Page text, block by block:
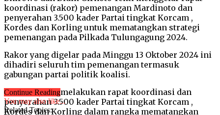
koordinasi (rakor) pemenangan Mardinoto dan
penyerahan 3.500 kader Partai tingkat Korcam ,
Kordes dan Korling untuk mematangkan strategi
pemenangan pada Pilkada Tulungagung 2024.
Rakor yang digelar pada Minggu 13 Oktober 2024 ini
dihadiri seluruh tim pemenangan termasuk
gabungan partai politik koalisi.
“Hari ini, PAN melakukan rapat koordinasi dan
penyerahan 3.500 kader Partai tingkat Korcam ,
Kordes dan Korling dalam rangka mematangkan
Continue Reading
You may also like...
Related Topics: